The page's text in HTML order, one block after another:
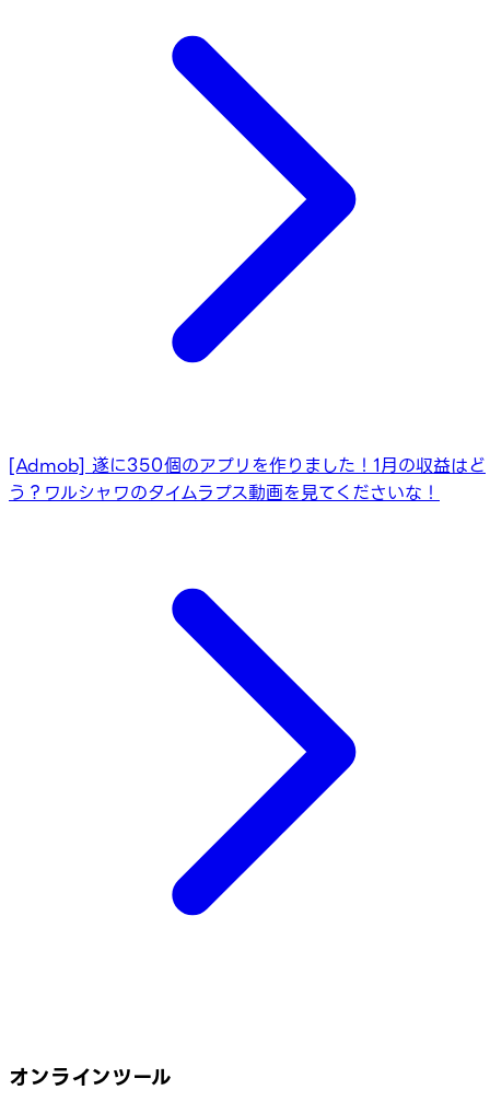
[Admob] 遂に350個のアプリを作りました！1月の収益はど
う？ ワルシャワのタイムラプス動画を見てくださいな！
オンラインツール